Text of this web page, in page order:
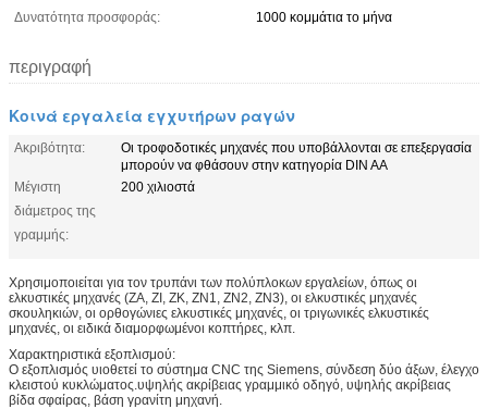
Δυνατότητα προσφοράς:
1000 κομμάτια το μήνα
περιγραφή
Κοινά εργαλεία εγχυτήρων ραγών
Ακριβότητα:
Οι τροφοδοτικές μηχανές που υποβάλλονται σε επεξεργασία
μπορούν να φθάσουν στην κατηγορία DIN AA
Μέγιστη
διάμετρος της
γραμμής:
200 χιλιοστά
Χρησιμοποιείται για τον τρυπάνι των πολύπλοκων εργαλείων, όπως οι
ελκυστικές μηχανές (ZA, ZI, ZK, ZN1, ZN2, ZN3), οι ελκυστικές μηχανές
σκουληκιών, οι ορθογώνιες ελκυστικές μηχανές, οι τριγωνικές ελκυστικές
μηχανές, οι ειδικά διαμορφωμένοι κοπτήρες, κλπ.
Χαρακτηριστικά εξοπλισμού:
Ο εξοπλισμός υιοθετεί το σύστημα CNC της Siemens, σύνδεση δύο άξων, έλεγχο
κλειστού κυκλώματος.υψηλής ακρίβειας γραμμικό οδηγό, υψηλής ακρίβειας
βίδα σφαίρας, βάση γρανίτη μηχανή.